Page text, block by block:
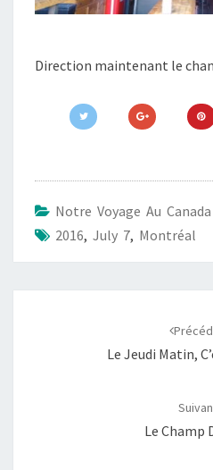
Direction maintenant le
Notre Voyage Au Canada
2016, July 7, Montréal
Le Jeudi Matin,
Le Champ